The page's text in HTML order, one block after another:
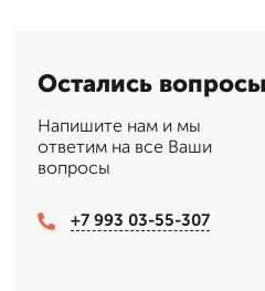
Остались
Напишите нам и мы
ответим на все Ваши
вопросы
+7 993 03-55-307